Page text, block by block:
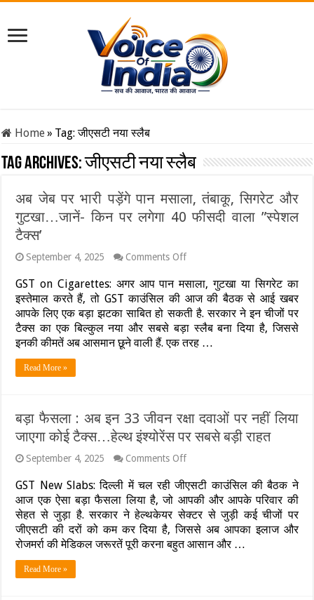
Home» Tag:जीएसटी नया स्लैब
Tag Archives:जीएसटी नया स्लैब
अब जेब पर भारी पड़ेंगे पान मसाला, तंबाकू, सिगरेट और
गुटखा…जानें- किन पर लगेगा 40 फीसदी वाला ”स्पेशल
टैक्स’
September 4, 2025 Comments Offon
जेब
पर
भारी
पड़ेंगे
पान
मसाला,
तंबाकू,
पर
लगेगा
फीसदी
”स्पेशल
टैक्स’
GST on Cigarettes: अगर आप पान मसाला, गुटखा या सिगरेट का
इस्तेमाल करते हैं, तो GST काउंसिल की आज की बैठक से आई खबर
आपके लिए एक बड़ा झटका साबित हो सकती है. सरकार ने इन चीजों पर
टैक्स का एक बिल्कुल नया और सबसे बड़ा स्लैब बना दिया है, जिससे
इनकी कीमतें अब आसमान छूने वाली हैं. एक तरह …
Read More »
बड़ा फैसला : अब इन 33 जीवन रक्षा दवाओं पर नहीं लिया
जाएगा कोई टैक्स…हेल्थ इंश्योरेंस पर सबसे बड़ी राहत
September 4, 2025 Comments Offon
फैसला
:
अब
इन
33
जीवन
रक्षा
GST New Slabs: दिल्ली में चल रही जीएसटी काउंसिल की बैठक ने
आज एक ऐसा बड़ा फैसला लिया है, जो आपकी और आपके परिवार की
सेहत से जुड़ा है. सरकार ने हेल्थकेयर सेक्टर से जुड़ी कई चीजों पर
जीएसटी की दरों को कम कर दिया है, जिससे अब आपका इलाज और
रोजमर्रा की मेडिकल जरूरतें पूरी करना बहुत आसान और …
Read More »